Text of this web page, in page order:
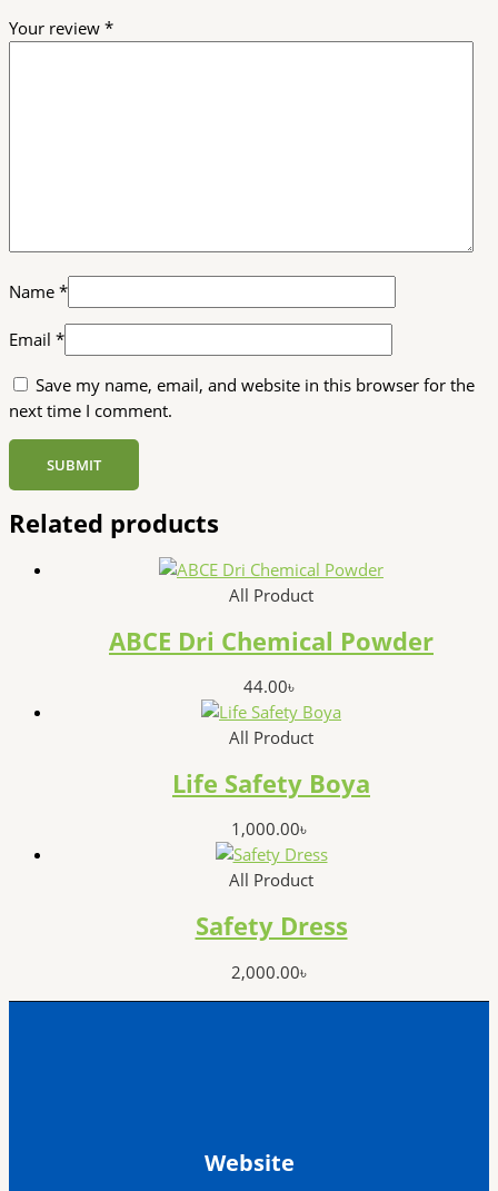
Your review *
Name *
Email *
Save my name, email, and website in this browser for the
next time I comment.
Related products
All Product
ABCE Dri Chemical Powder
44.00৳
All Product
Life Safety Boya
1,000.00৳
All Product
Safety Dress
2,000.00৳
Website